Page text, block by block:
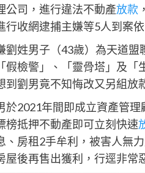
公司，進行違法不動產放款
行收網逮捕主嫌等5人到案依
劉姓男子（43歲）為天道
假檢警」、「靈骨塔」及
到劉男竟不知悔改又另組放
於2021年間即成立資產管
榜抵押不動產即可立刻快速
、房租2手牟利，被害人無
屋後再售出獲利，行逕非常